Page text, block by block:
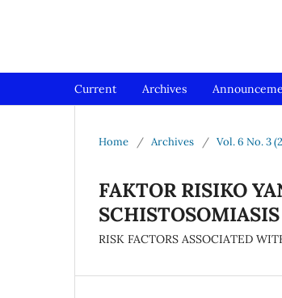
Current Archives
Home / Archives / Vol. 6 No. 3
FAKTOR RISIKO
RISK FACTORS ASSOCIATED